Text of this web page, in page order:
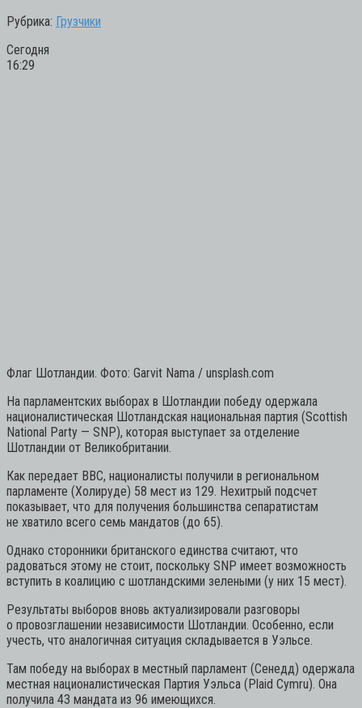
Рубрика: Грузчики
Сегодня
16:29
Флаг Шотландии. Фото: Garvit Nama / unsplash.com
На парламентских выборах в Шотландии победу одержала
националистическая Шотландская национальная партия (Scottish
National Party — SNP), которая выступает за отделение
Шотландии от Великобритании.
Как передает BBC, националисты получили в региональном
парламенте (Холируде) 58 мест из 129. Нехитрый подсчет
показывает, что для получения большинства сепаратистам
не хватило всего семь мандатов (до 65).
Однако сторонники британского единства считают, что
радоваться этому не стоит, поскольку SNP имеет возможность
вступить в коалицию с шотландскими зелеными (у них 15 мест).
Результаты выборов вновь актуализировали разговоры
о провозглашении независимости Шотландии. Особенно, если
учесть, что аналогичная ситуация складывается в Уэльсе.
Там победу на выборах в местный парламент (Сенедд) одержала
местная националистическая Партия Уэльса (Plaid Cymru). Она
получила 43 мандата из 96 имеющихся.